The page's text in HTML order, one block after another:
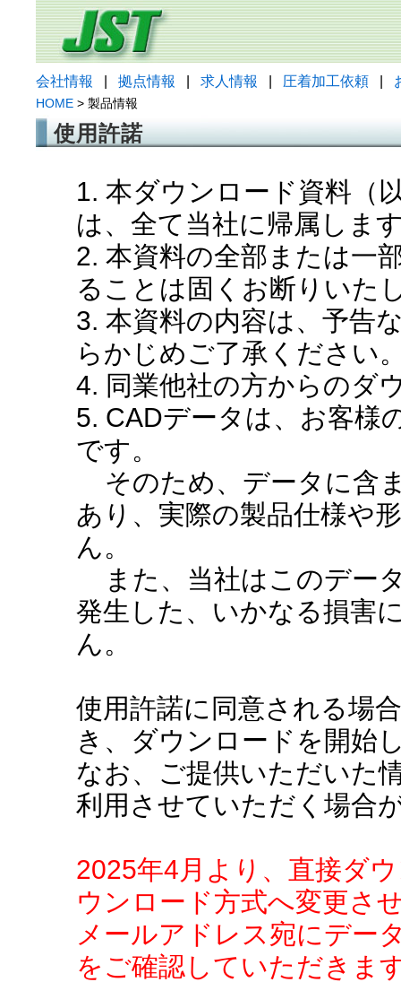
会社情報 拠点情報 求人情報 圧着加工依頼
HOME > 製品情報
使用許諾
1. 本ダウンロード資料（
は、全て当社に帰属しま
2. 本資料の全部または一
ることは固くお断りいた
3. 本資料の内容は、予告
らかじめご了承ください
4. 同業他社の方からのダ
5. CADデータは、お客様
です。
そのため、データに含
あり、実際の製品仕様や
ん。
また、当社はこのデー
発生した、いかなる損害
ん。
使用許諾に同意される場
き、ダウンロードを開始
なお、ご提供いただいた
利用させていただく場合
2025年4月より、直接ダ
ウンロード方式へ変更さ
メールアドレス宛にデー
をご確認していただきま